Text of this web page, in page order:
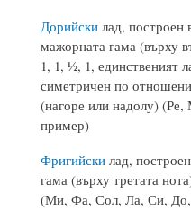
Дорийски лад, построен
мажорната гама (върху
1, 1, ½, 1, единственият
симетричен по
(нагоре или надолу)
пример)
Фригийски лад,
гама (върху третата
(Ми, Фа, Сол, Ла, Си, До,